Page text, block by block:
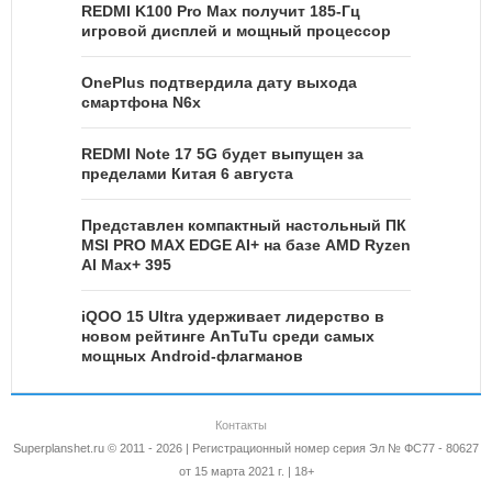
REDMI K100 Pro Max получит 185-Гц
игровой дисплей и мощный процессор
OnePlus подтвердила дату выхода
смартфона N6x
REDMI Note 17 5G будет выпущен за
пределами Китая 6 августа
Представлен компактный настольный ПК
MSI PRO MAX EDGE AI+ на базе AMD Ryzen
AI Max+ 395
iQOO 15 Ultra удерживает лидерство в
новом рейтинге AnTuTu среди самых
мощных Android-флагманов
Контакты
Superplanshet.ru © 2011 - 2026 | Регистрационный номер серия Эл № ФС77 - 80627
от 15 марта 2021 г. | 18+